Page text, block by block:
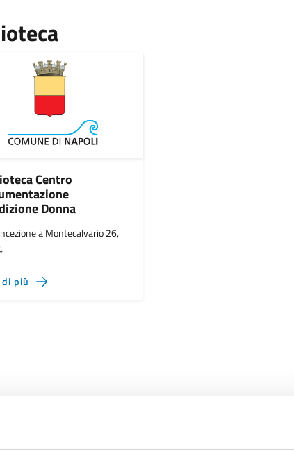
Centro
Donna
a Montecalvario 26,
di più